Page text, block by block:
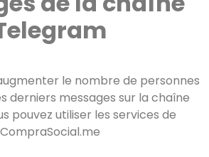
le nombre de personnes
derniers messages sur la chaîne
pouvez utiliser les services de
CompraSocial.me